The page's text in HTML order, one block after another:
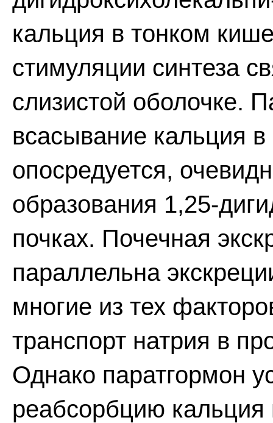
кальция в тонком
стимуляции синтеза
слизистой оболочке.
всасывание кальция
опосредуется,
образования 1,25-
почках. Почечная
параллельна
многие из тех
транспорт натрия в
Однако паратгормон
реабсорбцию кальция